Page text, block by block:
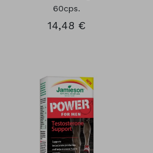
60cps.
14,48 €